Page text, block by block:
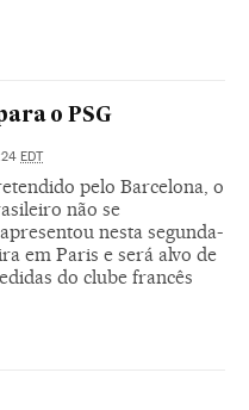
o PSG
EDT
pelo Barcelona, o
não se
nesta segunda-
em Paris e será alvo de
do clube francês